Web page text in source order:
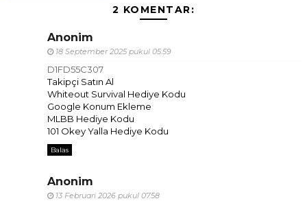
2 KOMENTAR:
Anonim
18 September 2025 pukul 05.59
D1FD55C307
Takipçi Satın Al
Whiteout Survival Hediye Kodu
Google Konum Ekleme
MLBB Hediye Kodu
101 Okey Yalla Hediye Kodu
Balas
Anonim
13 Februari 2026 pukul 07.58